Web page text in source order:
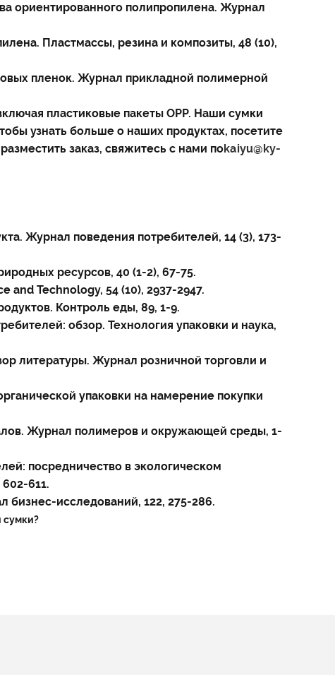
ориентированного полипропилена. Журнал
Пластмассы, резина и композиты, 48 (10),
пленок. Журнал прикладной полимерной
пластиковые пакеты OPP. Наши сумки
узнать больше о наших продуктах, посетите
заказ, свяжитесь с нами поkaiyu@ky-
Журнал поведения потребителей, 14 (3), 173-
ресурсов, 40 (1-2), 67-75.
and Technology, 54 (10), 2937-2947.
Контроль еды, 89, 1-9.
обзор. Технология упаковки и наука,
литературы. Журнал розничной торговли и
упаковки на намерение покупки
Журнал полимеров и окружающей среды, 1-
посредничество в экологическом
611.
бизнес-исследований, 122, 275-286.
сумки?